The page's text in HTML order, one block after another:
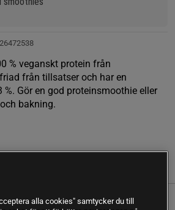
% veganskt protein från
från tillsatser och har en
Gör en god proteinsmoothie eller
bakning.
alla cookies" samtycker du till